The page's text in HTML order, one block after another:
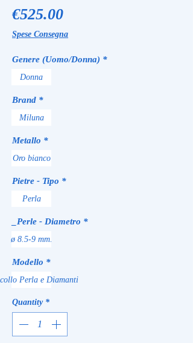
€525.00Price
Spese Consegna
Genere (Uomo/Donna) *
Donna
Brand *
Miluna
Metallo *
Oro bianco
Pietre - Tipo *
Perla
_Perle - Diametro *
ø 8.5-9 mm.
Modello *
Perla e Diamanti
Quantity *